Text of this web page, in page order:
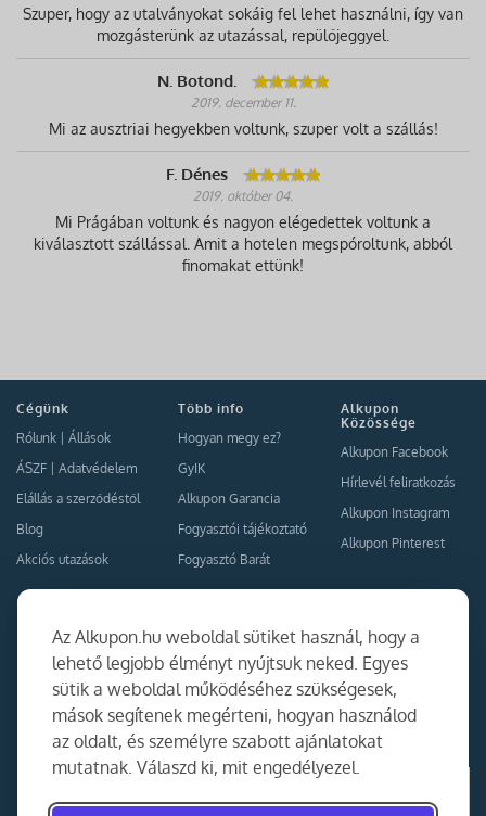
Az Alkupon.hu weboldal sütiket használ, hogy a
lehető legjobb élményt nyújtsuk neked. Egyes
sütik a weboldal működéséhez szükségesek,
mások segítenek megérteni, hogyan használod
az oldalt, és személyre szabott ajánlatokat
mutatnak. Válaszd ki, mit engedélyezel.
Szuper, hogy az utalványokat sokáig fel lehet használni, így van
mozgásterünk az utazással, repülőjeggyel.
N. Botond.
2019. december 11.
Mi az ausztriai hegyekben voltunk, szuper volt a szállás!
F. Dénes
2019. október 04.
Mi Prágában voltunk és nagyon elégedettek voltunk a
kiválasztott szállással. Amit a hotelen megspóroltunk, abból
finomakat ettünk!
Cégünk
Rólunk
Állások
ÁSZF
Adatvédelem
Elállás a szerződéstől
Blog
Akciós utazások
Több info
Hogyan megy ez?
GyIK
Alkupon Garancia
Fogyasztói tájékoztató
Fogyasztó Barát
Alkupon
Közössége
Alkupon Facebook
Hírlevél feliratkozás
Alkupon Instagram
Alkupon Pinterest
Együttműködés
Kapcsolat
Ajánlj nekünk!
Partner Belépés